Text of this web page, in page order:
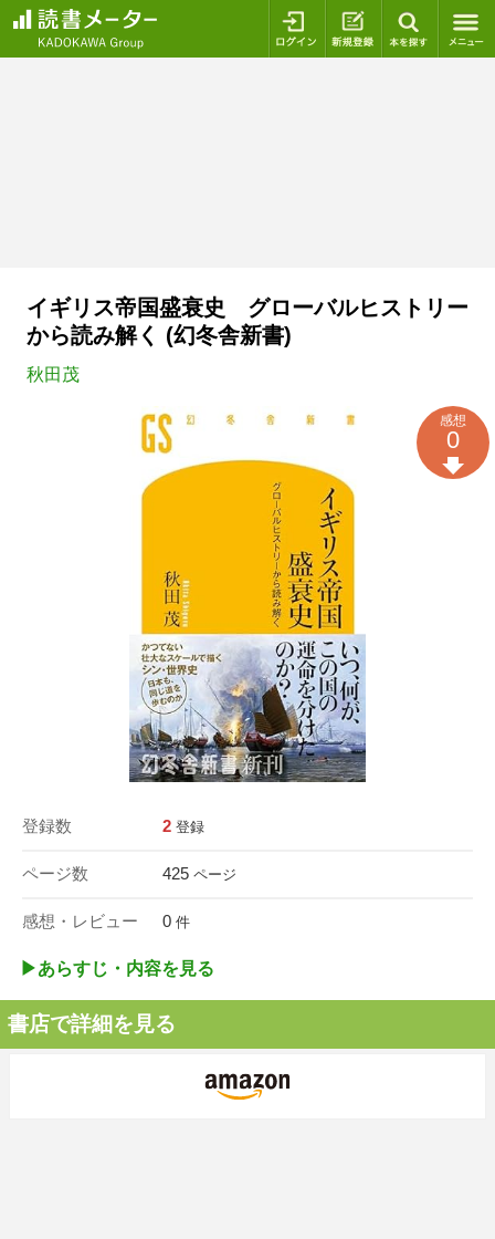
ログイン 新規登録
イギリス帝国盛衰史 グローバルヒストリー
から読み解く (幻冬舎新書)
秋田茂
登録数 2 登録
ページ数 425 ページ
感想・レビュー 0 件
感想
0
▶︎あらすじ・内容を見る
書店で詳細を見る